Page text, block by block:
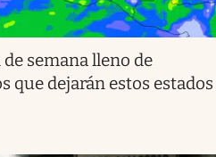
semana lleno de
que dejarán estos estados